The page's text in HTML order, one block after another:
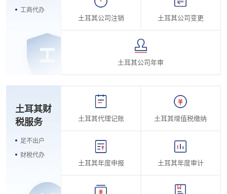
工商代办
土耳其公司注销 土耳其公司变更
土耳其公司年审
土耳其财
税服务
足不出户
财税代办
土耳其代理记账 土耳其增值税缴纳
土耳其年度申报 土耳其年度审计